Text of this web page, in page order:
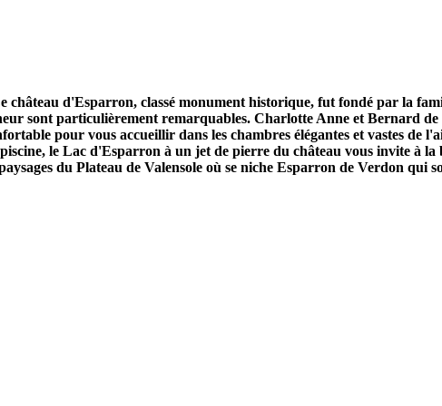
d'Esparron, classé monument historique, fut fondé par la
sont particulièrement remarquables. Charlotte Anne et Bernard
pour vous accueillir dans les chambres élégantes et vastes de
le Lac d'Esparron à un jet de pierre du château vous invite à la
du Plateau de Valensole où se niche Esparron de Verdon qui